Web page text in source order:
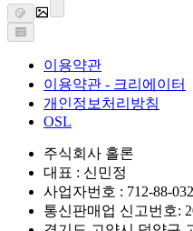
이용약관
이용약관 - 크리에이터
개인정보처리방침
OSL
주식회사 홀론
대표 : 신민정
사업자번호 : 712-88-
통신판매업 신고번호: